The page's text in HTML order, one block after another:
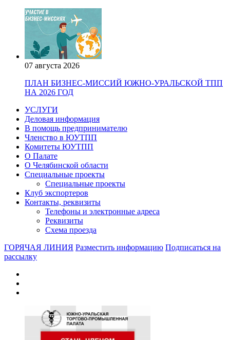
07 августа 2026
ПЛАН БИЗНЕС-МИССИЙ ЮЖНО-УРАЛЬСКОЙ ТПП
НА 2026 ГОД
УСЛУГИ
Деловая информация
В помощь предпринимателю
Членство в ЮУТПП
Комитеты ЮУТПП
О Палате
О Челябинской области
Специальные проекты
Специальные проекты
Клуб экспортеров
Контакты, реквизиты
Телефоны и электронные адреса
Реквизиты
Схема проезда
ГОРЯЧАЯ ЛИНИЯ Разместить информацию Подписаться на
рассылку